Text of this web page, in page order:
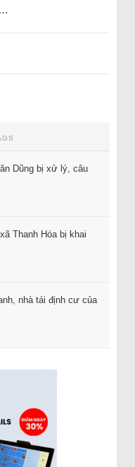
Dũng bị xử lý, câu
Thanh Hóa bị khai
nhà tái định cư của